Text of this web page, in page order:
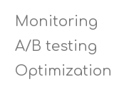
Monitoring
A/B testing
Optimization